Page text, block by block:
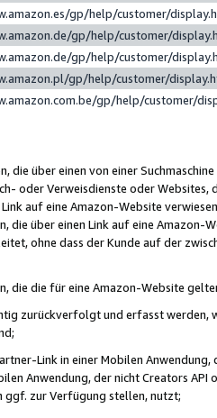
gp/help/customer/
gp/help/customer/
gp/help/customer/
gp/help/customer/
gp/help/customer/
die über einen von einer
oder Verweisdienste oder Websites,
auf eine Amazon-Website
die über einen Link auf eine
ohne dass der Kunde auf der
die die für eine Amazon-Website
zurückverfolgt und erfasst werden,
Link in einer Mobilen
Anwendung, der nicht Creators
ggf. zur Verfügung stellen, nutzt;